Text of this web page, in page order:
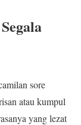
sore
atau kumpul
yang lezat